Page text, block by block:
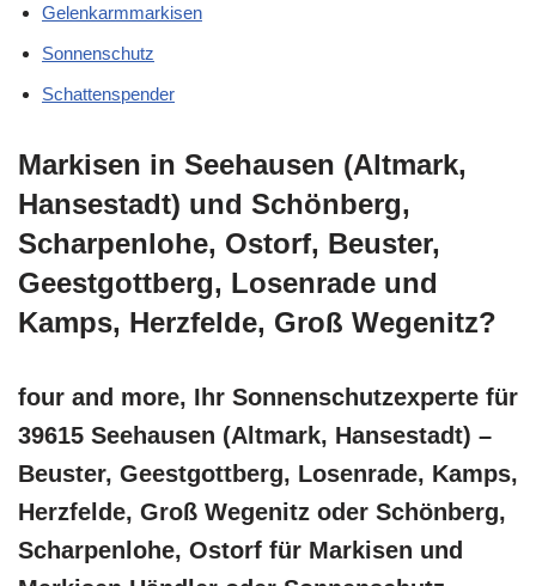
Gelenkarmmarkisen
Sonnenschutz
Schattenspender
Markisen in Seehausen (Altmark,
Hansestadt) und Schönberg,
Scharpenlohe, Ostorf, Beuster,
Geestgottberg, Losenrade und
Kamps, Herzfelde, Groß Wegenitz?
four and more, Ihr Sonnenschutzexperte für
39615 Seehausen (Altmark, Hansestadt) –
Beuster, Geestgottberg, Losenrade, Kamps,
Herzfelde, Groß Wegenitz oder Schönberg,
Scharpenlohe, Ostorf für Markisen und